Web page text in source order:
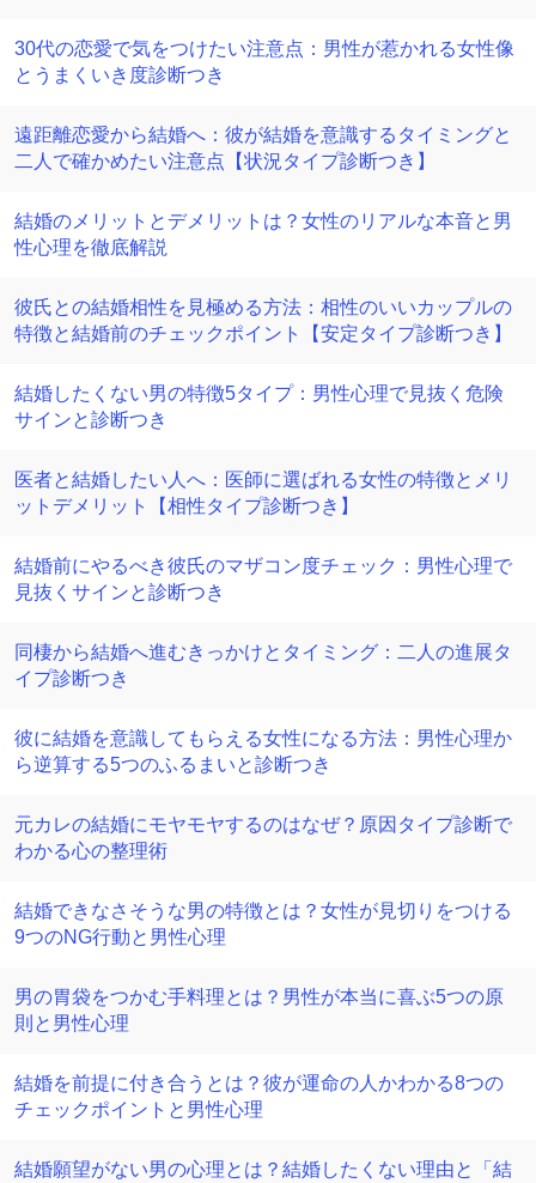
30代の恋愛で気をつけたい注意点：男性が惹かれる女性像
とうまくいき度診断つき
遠距離恋愛から結婚へ：彼が結婚を意識するタイミングと
二人で確かめたい注意点【状況タイプ診断つき】
結婚のメリットとデメリットは？女性のリアルな本音と男
性心理を徹底解説
彼氏との結婚相性を見極める方法：相性のいいカップルの
特徴と結婚前のチェックポイント【安定タイプ診断つき】
結婚したくない男の特徴5タイプ：男性心理で見抜く危険
サインと診断つき
医者と結婚したい人へ：医師に選ばれる女性の特徴とメリ
ットデメリット【相性タイプ診断つき】
結婚前にやるべき彼氏のマザコン度チェック：男性心理で
見抜くサインと診断つき
同棲から結婚へ進むきっかけとタイミング：二人の進展タ
イプ診断つき
彼に結婚を意識してもらえる女性になる方法：男性心理か
ら逆算する5つのふるまいと診断つき
元カレの結婚にモヤモヤするのはなぜ？原因タイプ診断で
わかる心の整理術
結婚できなさそうな男の特徴とは？女性が見切りをつける
9つのNG行動と男性心理
男の胃袋をつかむ手料理とは？男性が本当に喜ぶ5つの原
則と男性心理
結婚を前提に付き合うとは？彼が運命の人かわかる8つの
チェックポイントと男性心理
結婚願望がない男の心理とは？結婚したくない理由と「結